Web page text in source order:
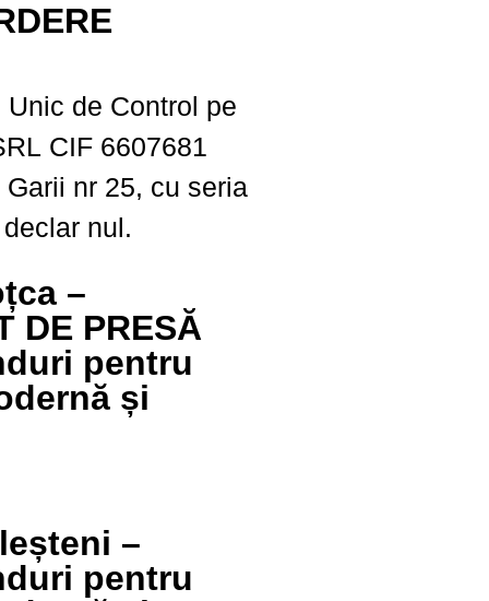
a fi realizată
C3 a PNRR-
Investiția
de Control pe
CIF 6607681
nr 25, cu seria
nul.
–
DE PRESĂ
pentru
și
–
pentru